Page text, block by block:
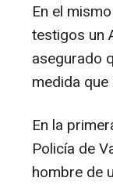
En el
testigos un
asegurado
medida
En la
Policía de
hombre de